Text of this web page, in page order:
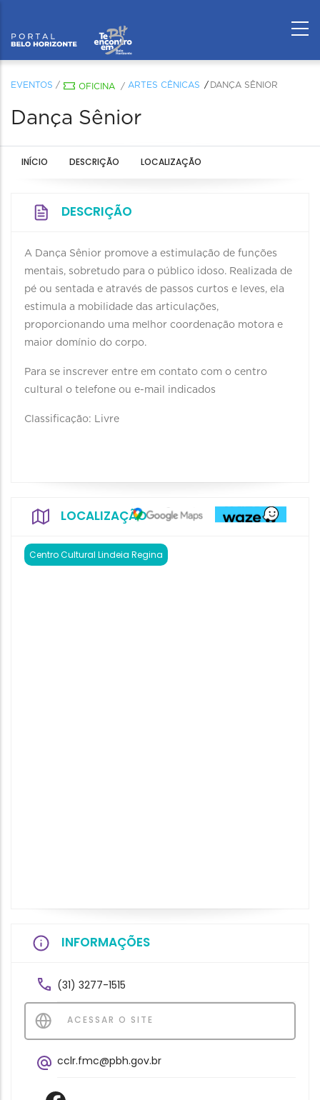
EVENTOS / OFICINA / ARTES CÊNICAS DANÇA SÊNIOR
Dança Sênior
INÍCIO DESCRIÇÃO LOCALIZAÇÃO
DESCRIÇÃO
A Dança Sênior promove a estimulação de funções
mentais, sobretudo para o público idoso. Realizada de
pé ou sentada e através de passos curtos e leves, ela
estimula a mobilidade das articulações,
proporcionando uma melhor coordenação motora e
maior domínio do corpo.
Para se inscrever entre em contato com o centro
cultural o telefone ou e-mail indicados
Classificação: Livre
LOCALIZAÇÃO
Centro Cultural Lindeia Regina
INFORMAÇÕES
(31) 3277-1515
ACESSAR O SITE
cclr.fmc@pbh.gov.br